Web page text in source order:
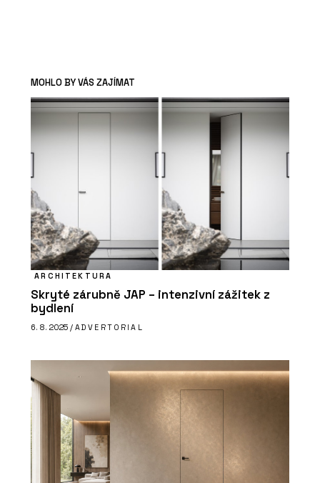
MOHLO BY VÁS ZAJÍMAT
ARCHITEKTURA
Skryté zárubně JAP – intenzivní zážitek z
bydlení
6. 8. 2025 / ADVERTORIAL